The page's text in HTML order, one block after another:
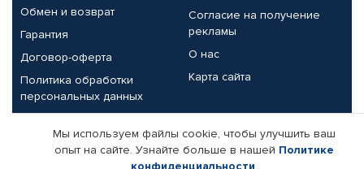
Обмен и возврат
Гарантия
Договор-оферта
Политика обработки
персональных данных
Согласие на получение
рекламы
О нас
Карта сайта
Партнерам
Корпоративным клиентам Реквизиты компании
Мы используем файлы cookie, чтобы улучшить ваш
опыт на сайте. Узнайте больше в нашей Политике
конфиденциальности